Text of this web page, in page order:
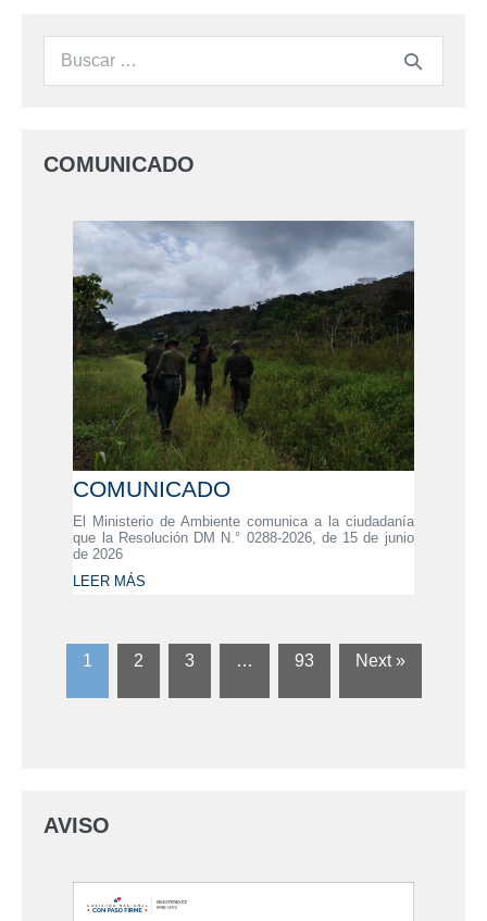
COMUNICADO
COMUNICADO
El Ministerio de Ambiente comunica a la ciudadanía
que la Resolución DM N.° 0288-2026, de 15 de junio
de 2026
LEER MÁS
1 2 3 … 93 Next »
AVISO